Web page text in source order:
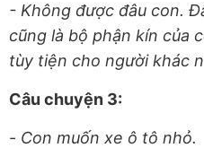
- Không được đâu con.
cũng là bộ phận kín của
tùy tiện cho người khác
Câu chuyện 3:
- Con muốn xe ô tô nhỏ.